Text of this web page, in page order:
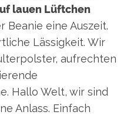
lauen Lüftchen
Beanie eine Auszeit.
Lässigkeit. Wir
aufrechten
Hallo Welt, wir sind
Anlass. Einfach